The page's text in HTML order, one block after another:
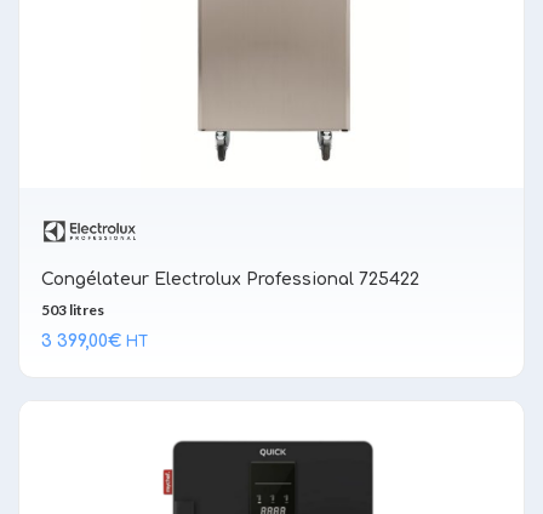
Congélateur Electrolux Professional 725422
503 litres
3 399,00€ HT